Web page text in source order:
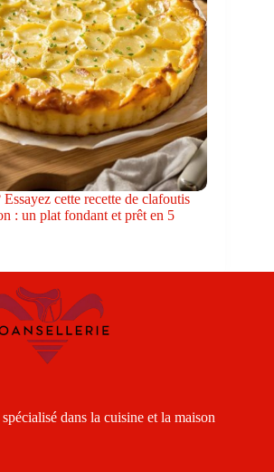
cette recette de clafoutis
: un plat fondant et prêt en 5
dans la cuisine et la maison